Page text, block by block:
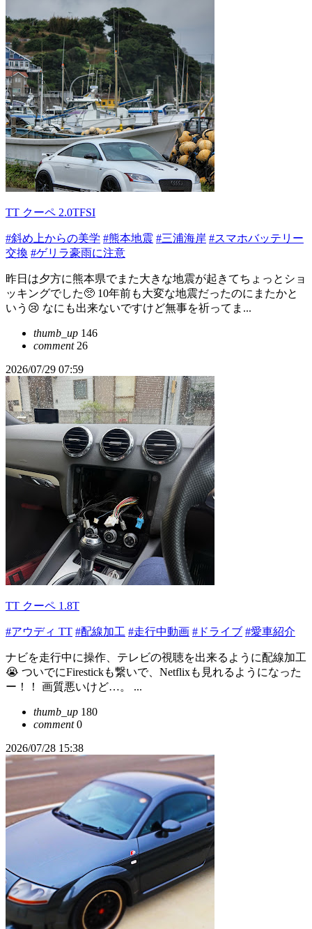
TT クーペ 2.0TFSI
#斜め上からの美学 #熊本地震 #三浦海岸 #スマホバッテリー
交換 #ゲリラ豪雨に注意
昨日は夕方に熊本県でまた大きな地震が起きてちょっとショ
ッキングでした🥺 10年前も大変な地震だったのにまたかと
いう😢 なにも出来ないですけど無事を祈ってま...
thumb_up 146
comment26
2026/07/29 07:59
TT クーペ 1.8T
#アウディ TT #配線加工 #走行中動画 #ドライブ #愛車紹介
ナビを走行中に操作、テレビの視聴を出来るように配線加工
😭 ついでにFirestickも繋いで、Netflixも見れるようになった
ー！！ 画質悪いけど…。 ...
thumb_up 180
comment0
2026/07/28 15:38